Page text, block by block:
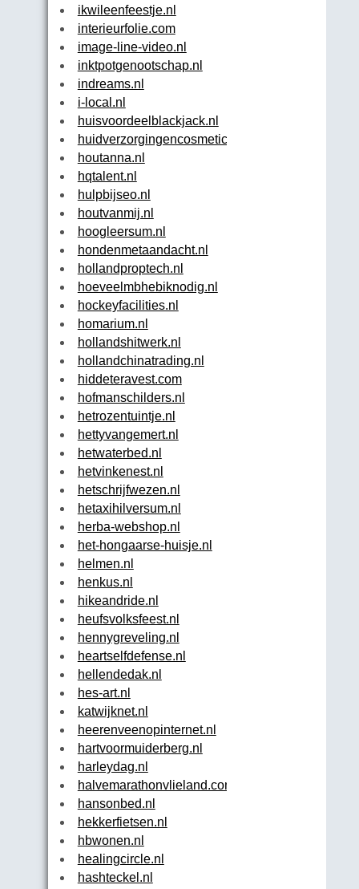
ikwileenfeestje.nl
interieurfolie.com
image-line-video.nl
inktpotgenootschap.nl
indreams.nl
i-local.nl
huisvoordeelblackjack.nl
huidverzorgingencosmetica.nl
houtanna.nl
hqtalent.nl
hulpbijseo.nl
houtvanmij.nl
hoogleersum.nl
hondenmetaandacht.nl
hollandproptech.nl
hoeveelmbhebiknodig.nl
hockeyfacilities.nl
homarium.nl
hollandshitwerk.nl
hollandchinatrading.nl
hiddeteravest.com
hofmanschilders.nl
hetrozentuintje.nl
hettyvangemert.nl
hetwaterbed.nl
hetvinkenest.nl
hetschrijfwezen.nl
hetaxihilversum.nl
herba-webshop.nl
het-hongaarse-huisje.nl
helmen.nl
henkus.nl
hikeandride.nl
heufsvolksfeest.nl
hennygreveling.nl
heartselfdefense.nl
hellendedak.nl
hes-art.nl
katwijknet.nl
heerenveenopinternet.nl
hartvoormuiderberg.nl
harleydag.nl
halvemarathonvlieland.com
hansonbed.nl
hekkerfietsen.nl
hbwonen.nl
healingcircle.nl
hashteckel.nl